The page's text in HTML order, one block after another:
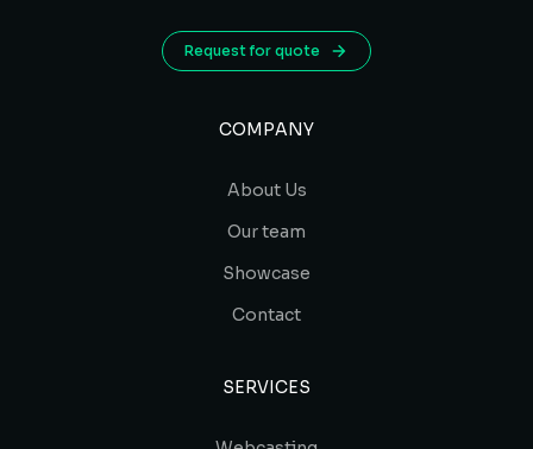
Request for quote
COMPANY
About Us
Our team
Showcase
Contact
SERVICES